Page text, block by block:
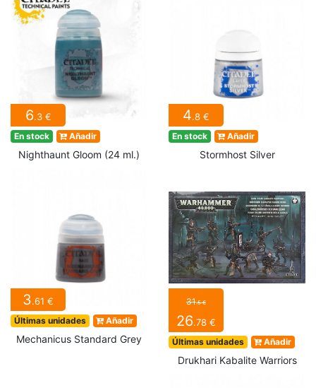
6.3 €
En stock Añadir
Nighthaunt Gloom (24 ml.)
4.8 €
En stock Añadir
Stormhost Silver
3.61 €
Últimas unidades Añadir
Mechanicus Standard Grey
31.5 €
26.78 €
Últimas unidades Añadir
Drukhari Kabalite Warriors